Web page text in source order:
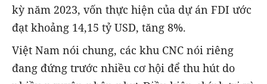
kỳ năm 2023, vốn thực hiện của dự án FDI ước
đạt khoảng 14,15 tỷ USD, tăng 8%.
Việt Nam nói chung, các khu CNC nói riêng
đang đứng trước nhiều cơ hội để thu hút do